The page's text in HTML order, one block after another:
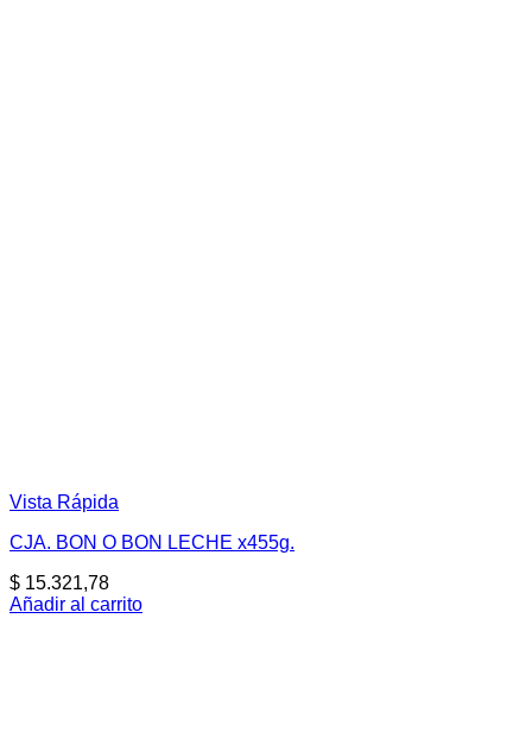
Vista Rápida
CJA. BON O BON LECHE x455g.
$ 15.321,78
Añadir al carrito